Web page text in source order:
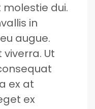
dui.
in
augue.
Ut
ex at
ex